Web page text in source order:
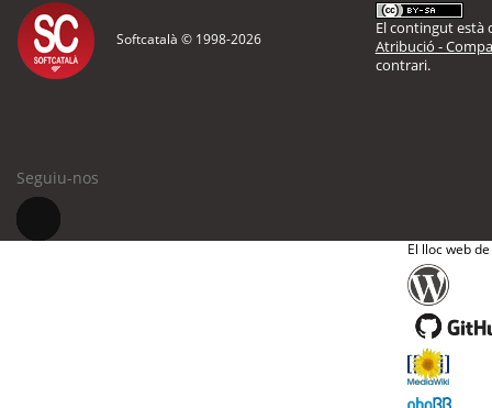
Softcatalà © 1998-2026
El contingut està
Atribució -
contrari.
Seguiu-nos
El lloc web